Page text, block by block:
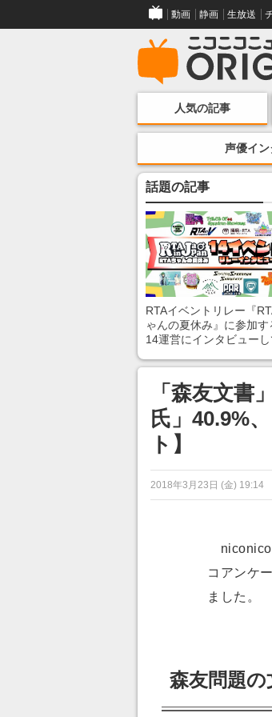
動画 静画 生放送
人気の記事
声優イ
話題の記事
RTAイベントリレー『
ゃんの夏休み』に参加す
14運営にインタビュー
ンネルの貸し出しを利用
から1週間にわたって開催
「森友文
氏」40.9%
ト】
2018年3月23日 (金) 19:14
niconico
コアンケ
ました。
森友問題の